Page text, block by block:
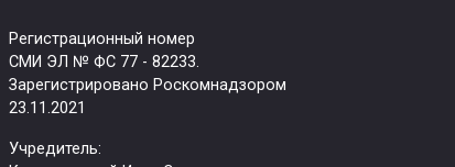
Регистрационный номер
СМИ ЭЛ № ФС 77 - 82233.
Зарегистрировано Роскомнадзором
23.11.2021
Учредитель: